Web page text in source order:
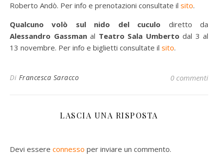
Roberto Andò. Per info e prenotazioni consultate il sito.
Qualcuno volò sul nido del cuculo diretto da
Alessandro Gassmanal Teatro Sala Umberto dal 3 al
13 novembre. Per info e biglietti consultate il sito.
Di Francesca Saracco 0 commenti
LASCIA UNA RISPOSTA
Devi essere connesso per inviare un commento.